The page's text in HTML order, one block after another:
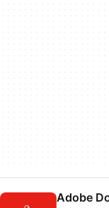
Adobe